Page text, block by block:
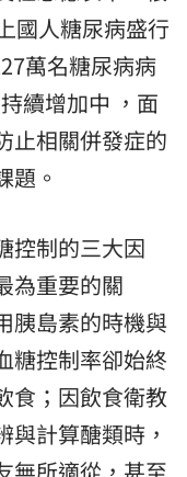
國人糖尿病盛行
萬名糖尿病病
續增加中 ，面
止相關併發症的
題。
控制的三大因
為重要的關
胰島素的時機與
糖控制率卻始終
食；因飲食衛教
計算醣類時，